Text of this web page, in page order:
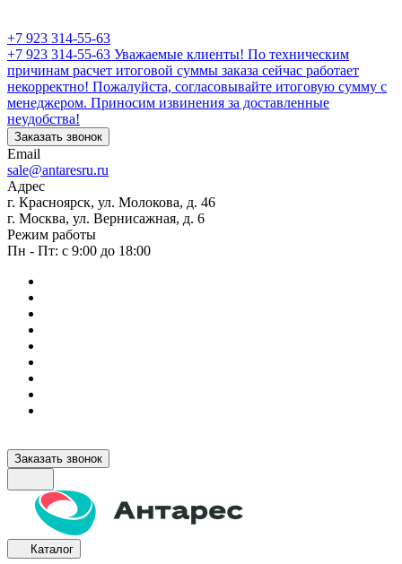
+7 923 314-55-63
+7 923 314-55-63 Уважаемые клиенты! По техническим
причинам расчет итоговой суммы заказа сейчас работает
некорректно! Пожалуйста, согласовывайте итоговую сумму с
менеджером. Приносим извинения за доставленные
неудобства!
Заказать звонок
Email
sale@antaresru.ru
Адрес
г. Красноярск, ул. Молокова, д. 46
г. Москва, ул. Вернисажная, д. 6
Режим работы
Пн - Пт: с 9:00 до 18:00
Заказать звонок
Каталог